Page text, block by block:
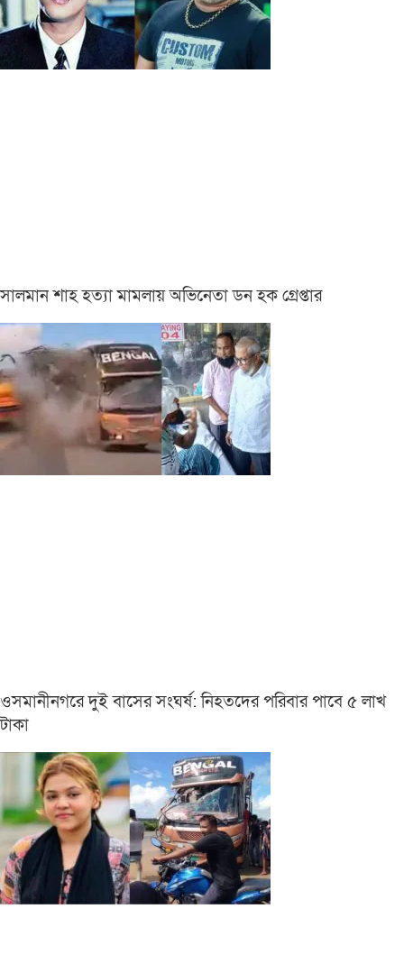
সালমান শাহ হত্যা মামলায় অভিনেতা ডন হক গ্রেপ্তার
ওসমানীনগরে দুই বাসের সংঘর্ষ: নিহতদের পরিবার পাবে ৫ লাখ
টাকা